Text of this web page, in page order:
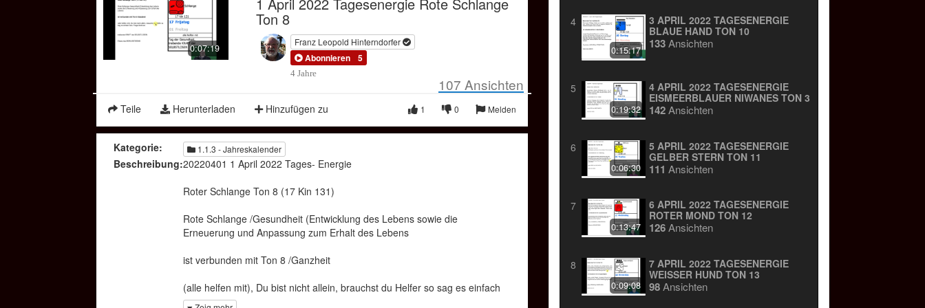
Picture
Compressed
0:07:19
Ton 8
Franz Leopold Hinterndorfer
Abonnieren 5
4 Jahre
107 Ansichten
Teile Herunterladen Hinzufügen zu Melden
0
1
Kategorie: 1.1.3 - Jahreskalender
Beschreibung:20220401 1 April 2022 Tages- Energie
Roter Schlange Ton 8 (17 Kin 131)
Rote Schlange /Gesundheit (Entwicklung des Lebens sowie die
Erneuerung und Anpassung zum Erhalt des Lebens
ist verbunden mit Ton 8 /Ganzheit
(alle helfen mit), Du bist nicht allein, brauchst du Helfer so sag es einfach
bzw. Frage direkt an.
4
0:15:17
3 APRIL 2022 TAGESENERGIE
BLAUE HAND TON 10
133Ansichten
5
0:19:32
4 APRIL 2022 TAGESENERGIE
EISMEERBLAUER NIWANES TON 3
142Ansichten
6
0:06:30
5 APRIL 2022 TAGESENERGIE
GELBER STERN TON 11
111 Ansichten
7
0:13:47
6 APRIL 2022 TAGESENERGIE
ROTER MOND TON 12
126Ansichten
8
0:09:08
7 APRIL 2022 TAGESENERGIE
WEISSER HUND TON 13
98Ansichten